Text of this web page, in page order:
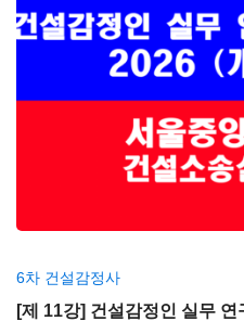
6차 건설감정사
[제 11강] 건설감정인 실무 연